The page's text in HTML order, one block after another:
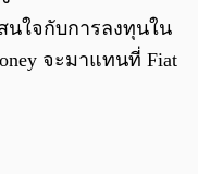
นใจกับการลงทุนใน
จะมาแทนที่ Fiat